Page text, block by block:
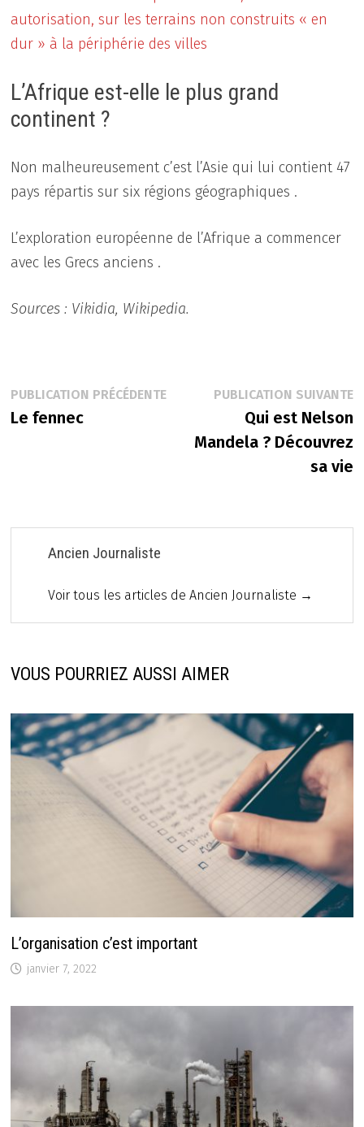
autorisation, sur les terrains non construits « en
dur » à la périphérie des villes
L’Afrique est-elle le plus grand
continent ?
Non malheureusement c’est l’Asie qui lui contient 47
pays répartis sur six régions géographiques .
L’exploration européenne de l’Afrique a commencer
avec les Grecs anciens .
Sources : Vikidia, Wikipedia.
Navigation
de
PUBLICATION PRÉCÉDENTEPublication
Le fennec
PUBLICATION SUIVANTE
Qui est Nelson
Mandela ? Découvrez
sa vie
Ancien Journaliste
Voir tous les articles de Ancien Journaliste →
VOUS POURRIEZ AUSSI AIMER
L’organisation c’est important
janvier 7, 2022